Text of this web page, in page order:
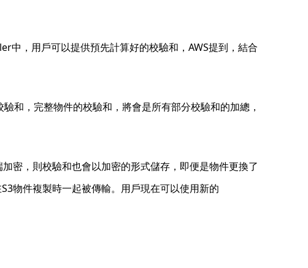
中，用戶可以提供預先計算好的校驗和，AWS提到，結合
和，完整物件的校驗和，將會是所有部分校驗和的加總，
密，則校驗和也會以加密的形式儲存，即便是物件更換了
物件複製時一起被傳輸。用戶現在可以使用新的